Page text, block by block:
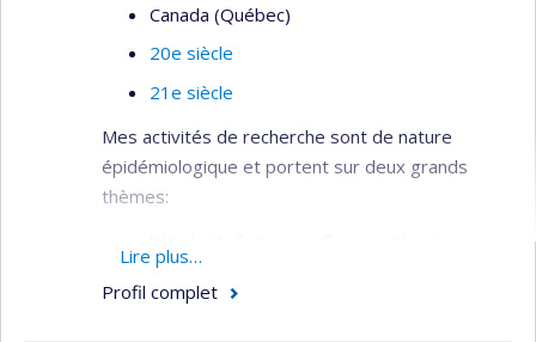
Canada (Québec)
20e siècle
21e siècle
Mes activités de recherche sont de nature
épidémiologique et portent sur deux grands
thèmes:
immunitaire et leur rôle sur le
développement des maladies
Lire plus…
Profil complet